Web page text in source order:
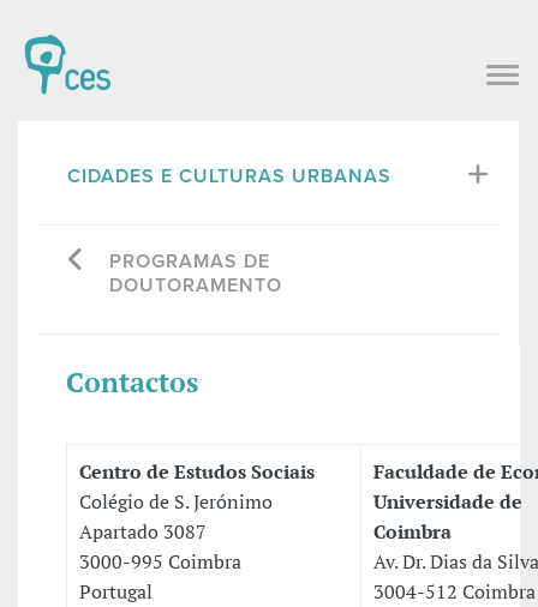
CIDADES E CULTURAS URBANAS
PROGRAMAS DE
DOUTORAMENTO
Contactos
Centro de Estudos Sociais
Colégio de S. Jerónimo
Apartado 3087
3000-995 Coimbra
Portugal
Faculdade de
Universidade de
Coimbra
Av. Dr. Dias da
3004-512 Coimbra